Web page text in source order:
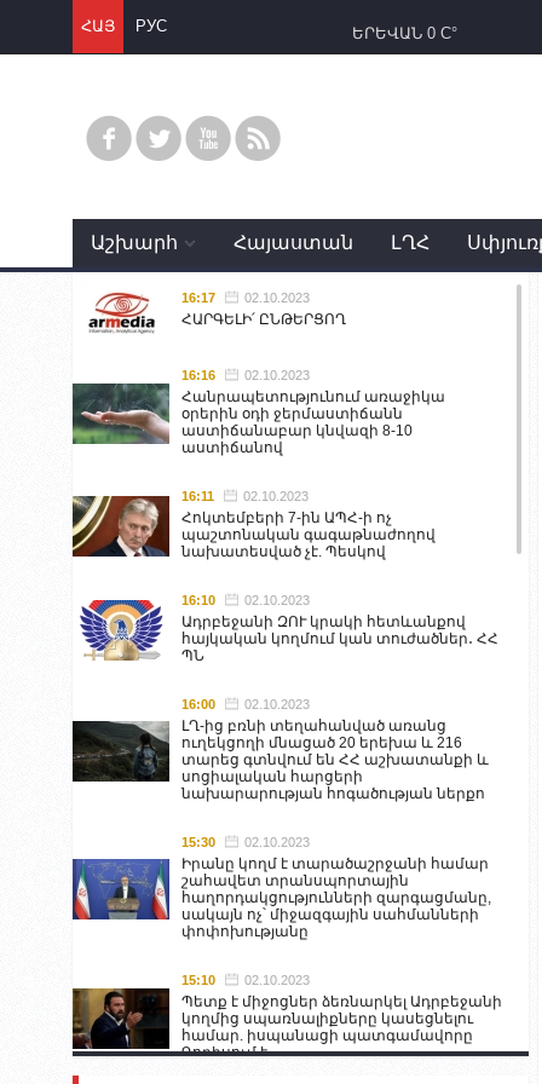
ՀԱՅ РУС ԵՐԵՎԱՆ 0 C°
Աշխարհ Հայաստան ԼՂՀ
16:17 02.10.2023
ՀԱՐԳԵԼԻ՛ ԸՆԹԵՐՑՈՂ
16:16 02.10.2023
Հանրապետությունում առաջիկա
օրերին օդի ջերմաստիճանն
աստիճանաբար կնվազի 8-10
աստիճանով
16:11 02.10.2023
Հոկտեմբերի 7-ին ԱՊՀ-ի ոչ
պաշտոնական գագաթնաժողով
նախատեսված չէ. Պեսկով
16:10 02.10.2023
Ադրբեջանի ԶՈՒ կրակի հետևանքով
հայկական կողմում կան տուժածներ․ ՀՀ
ՊՆ
16:00 02.10.2023
ԼՂ-ից բռնի տեղահանված առանց
ուղեկցողի մնացած 20 երեխա և 216
տարեց գտնվում են ՀՀ աշխատանքի և
սոցիալական հարցերի
նախարարության հոգածության ներքո
15:30 02.10.2023
Իրանը կողմ է տարածաշրջանի համար
շահավետ տրանսպորտային
հաղորդակցությունների զարգացմանը,
սակայն ոչ՝ միջազգային սահմանների
փոփոխությանը
15:10 02.10.2023
Պետք է միջոցներ ձեռնարկել Ադրբեջանի
կողմից սպառնալիքները կասեցնելու
համար. իսպանացի պատգամավորը
Գորիսում է